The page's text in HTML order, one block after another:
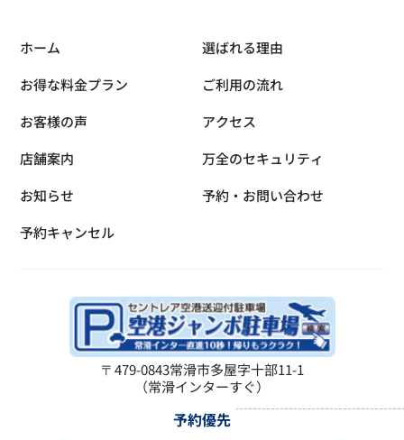
ホーム
選ばれる理由
お得な料金プラン
ご利用の流れ
お客様の声
アクセス
店舗案内
万全のセキュリティ
お知らせ
予約・お問い合わせ
予約キャンセル
〒479-0843常滑市多屋字十部11-1
（常滑インターすぐ）
予約優先